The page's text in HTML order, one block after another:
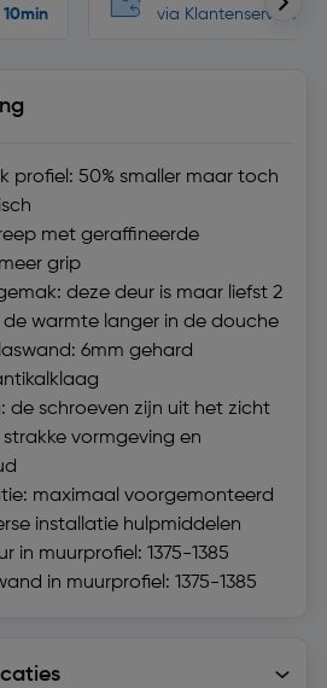
10min
via Klantenservice
profiel: 50% smaller maar toch
met geraffineerde
grip
deze deur is maar liefst 2
warmte langer in de douche
6mm gehard
de schroeven zijn uit het zicht
vormgeving en
maximaal voorgemonteerd
installatie hulpmiddelen
in muurprofiel: 1375-1385
in muurprofiel: 1375-1385